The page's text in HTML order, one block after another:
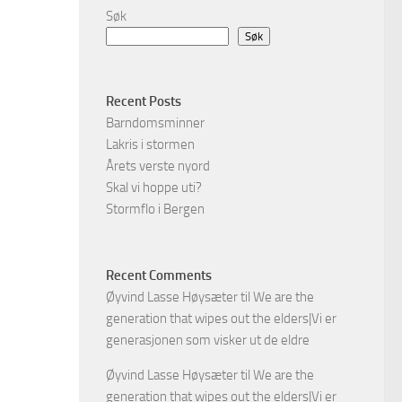
Søk
Søk
Recent Posts
Barndomsminner
Lakris i stormen
Årets verste nyord
Skal vi hoppe uti?
Stormflo i Bergen
Recent Comments
Øyvind Lasse Høysætertil We are the
generation that wipes out the elders|Vi er
generasjonen som visker ut de eldre
Øyvind Lasse Høysætertil We are the
generation that wipes out the elders|Vi er